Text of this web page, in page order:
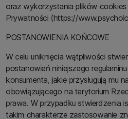
oraz wykorzystania plików
Prywatności (https://
POSTANOWIENIA KOŃCOWE
W celu uniknięcia wątpliwości
postanowień niniejszego
konsumenta, jakie przysługują mu
obowiązującego na terytorium
prawa. W przypadku stwierdzenia
takim charakterze zastosowanie